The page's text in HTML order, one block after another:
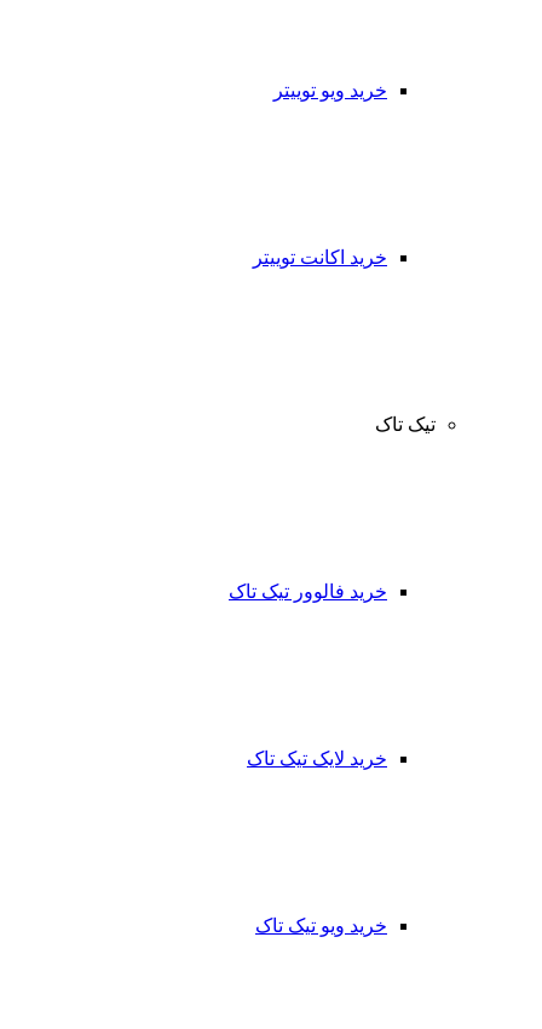
خرید ویو توییتر
خرید اکانت توییتر
تیک تاک
خرید فالوور تیک تاک
خرید لایک تیک تاک
خرید ویو تیک تاک